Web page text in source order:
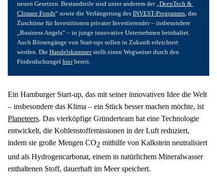
neuen Gesetzen. Bestandteile sind unter anderem der „DeepTech &
Climate Fonds“ sowie die Verlängerung des INVEST-Programms, das
Zuschüsse für Investitionen privater Investierender – insbesondere
„Business Angels“ – in junge innovative Unternehmen beinhaltet.
Auch Börsengänge von Start-ups sollen in Zukunft erleichtert
werden. Die Handelskammer stellt einen Wegweiser durch den
Förderdschungel hier bereit.
Ein Hamburger Start-up, das mit seiner innovativen Idee die Welt
Planeteers. Das vierköpfige Gründerteam hat eine Technologie
entwickelt, die Kohlenstoffemissionen in der Luft reduziert,
indem sie große Mengen CO2 mithilfe von Kalkstein neutralisiert
und als Hydrogencarbonat, einem in natürlichem Mineralwasser
enthaltenen Stoff, dauerhaft im Meer speichert.